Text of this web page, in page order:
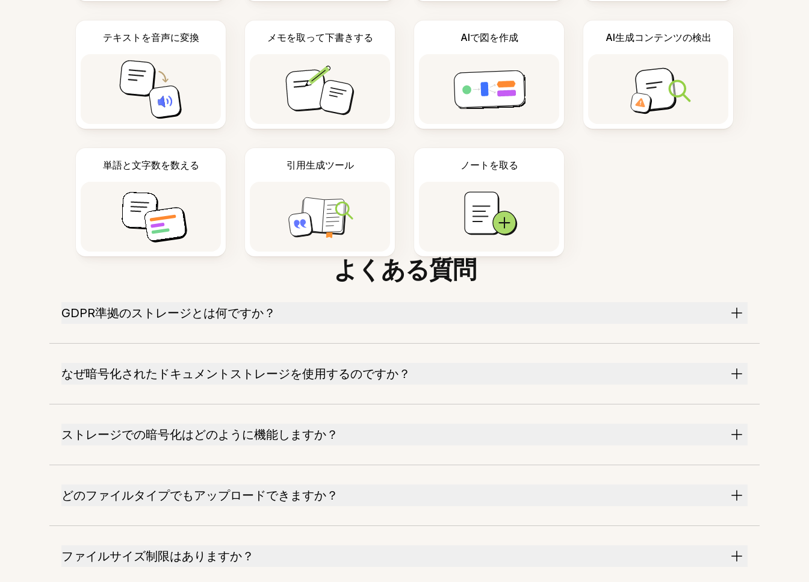
テキストを音声に変換 メモを取って下書きする AIで図を作成 AI生成コンテンツの検出
単語と文字数を数える 引用生成ツール ノートを取る
よくある質問
GDPR準拠のストレージとは何ですか？
なぜ暗号化されたドキュメントストレージを使用するのですか？
ストレージでの暗号化はどのように機能しますか？
どのファイルタイプでもアップロードできますか？
ファイルサイズ制限はありますか？